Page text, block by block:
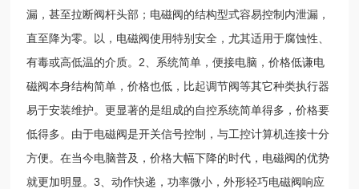
漏，甚至拉断阀杆头部；电磁阀的结构型式容易控制内泄漏，
直至降为零。以，电磁阀使用特别安全，尤其适用于腐蚀性、
有毒或高低温的介质。2、系统简单，便接电脑，价格低谦电
磁阀本身结构简单，价格也低，比起调节阀等其它种类执行器
易于安装维护。更显著的是组成的自控系统简单得多，价格要
低得多。由于电磁阀是开关信号控制，与工控计算机连接十分
方便。在当今电脑普及，价格大幅下降的时代，电磁阀的优势
就更加明显。3、动作快递，功率微小，外形轻巧电磁阀响应